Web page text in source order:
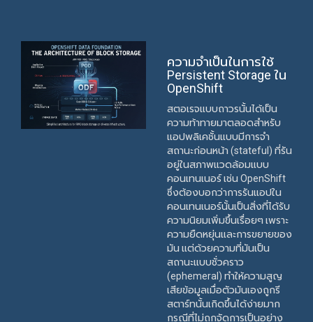
ความจำเป็นในการใช้
Persistent Storage ใน
OpenShift
สตอเรจแบบถาวรนั้นได้เป็น
ความท้าทายมาตลอดสำหรับ
แอปพลิเคชั้นแบบมีการจำ
สถานะก่อนหน้า (stateful) ที่รัน
อยู่ในสภาพแวดล้อมแบบ
คอนเทนเนอร์ เช่น OpenShift
ซึ่งต้องบอกว่าการรันแอปใน
คอนเทนเนอร์นั้นเป็นสิ่งที่ได้รับ
ความนิยมเพิ่มขึ้นเรื่อยๆ เพราะ
ความยืดหยุ่นและการขยายของ
มัน แต่ด้วยความที่มันเป็น
สถานะแบบชั่วคราว
(ephemeral) ทำให้ความสูญ
เสียข้อมูลเมื่อตัวมันเองถูกรี
สตาร์ทนั้นเกิดขึ้นได้ง่ายมาก
กรณีที่ไม่ถูกจัดการเป็นอย่าง